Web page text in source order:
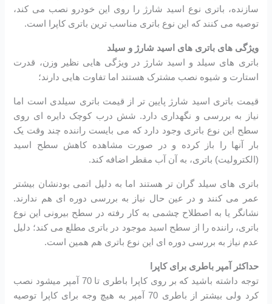
سازنده، باتری نوع اسید شارژ را روی این خودرو نصب می کند،
توصیه می کنند که این نوع باتری مناسب ترین باتری کاپرا است.
ویژگی های باتری های اسید شارژ و سیلد
باتری های سیلد و اسید شارژ در ویژگی هایی نظیر وزن، قدرت
استارت و شیوه نصب مشترک هستند اما تفاوت هایی دارند؛
قیمت باتری اسید شارژ پایین تر از قیمت باتری سیلدی است اما
نیاز به بررسی و نگهداری دارد. شش درب کوچک دایره ای روی
سطح این نوع باتری وجود دارد که می بایست راننده چند وقت یک
بار آنها را باز کرده و در صورت مشاهده کاهش سطح اسید
(الکترولیت) باتری، به آن آب مقطر اضافه کند.
باتری های سیلد گران تر هستند اما به دلیل اتمی بودنشان بیشتر
عمر می کنند و در عین حال نیاز به بررسی دوره ای هم ندارند.
نشانگر یا به اصطلاح چشمی به کار رفته در سطح بیرونی این نوع
باتری، راننده را از سطح اسید موجود در باتری مطلع می کند؛ دلیل
عدم نیاز به بررسی دوره ای این نوع باتری هم همین است.
حداکثر آمپر باطری برای کاپرا
توجه داشته باشید که بر روی کاپرا باطری تا 70 آمپر میشود نصب
کرد ولی بیشتر از باطری 70 آمپر به هیچ وجه برای کاپرا توصیه